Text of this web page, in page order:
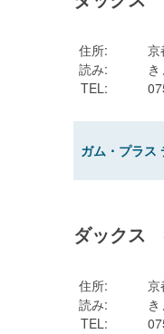
住所:
京
読み:
TEL:
ガム・プラス
ダックス
住所:
京
読み:
TEL: